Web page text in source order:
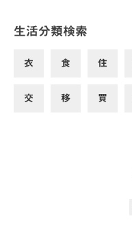
生活分類検索
衣 食 住
交 移 買